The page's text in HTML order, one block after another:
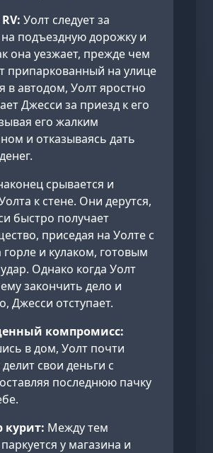
Уолт следует за
подъездную дорожку и
она уезжает, прежде чем
припаркованный на улице
в автодом, Уолт яростно
Джесси за приезд к его
его жалким
и отказываясь дать
срывается и
к стене. Они дерутся,
быстро получает
приседая на Уолте с
горле и кулаком, готовым
Однако когда Уолт
закончить дело и
Джесси отступает.
компромисс:
в дом, Уолт почти
свои деньги с
последнюю пачку
курит: Между тем
у магазина и